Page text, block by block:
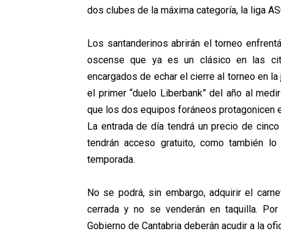
dos clubes de la máxima categoría, la liga
Los santanderinos abrirán el torneo
oscense que ya es un clásico en las
encargados de echar el cierre al torneo en
el primer “duelo Liberbank” del año al
que los dos equipos foráneos protagonicen
La entrada de día tendrá un precio de
tendrán acceso gratuito, como también
temporada.
No se podrá, sin embargo, adquirir el
cerrada y no se venderán en taquilla.
Gobierno de Cantabria deberán acudir a la